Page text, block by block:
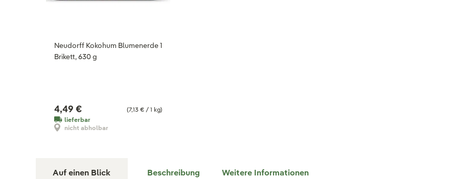
Neudorff Kokohum Blumenerde 1
Brikett, 630 g
(7,13 € / 1 kg)
4,49 €
lieferbar
nicht abholbar
Auf einen Blick Beschreibung Weitere Informationen